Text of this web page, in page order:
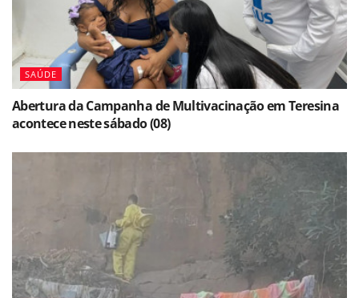
SAÚDE
Abertura da Campanha de Multivacinação em Teresina
acontece neste sábado (08)